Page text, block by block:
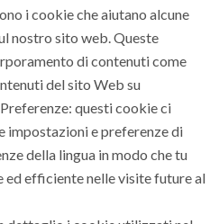
i cookie che aiutano alcune
nostro sito web. Queste
di contenuti come
del sito Web su
questi cookie ci
impostazioni e preferenze di
della lingua in modo che tu
ed efficiente nelle visite future al